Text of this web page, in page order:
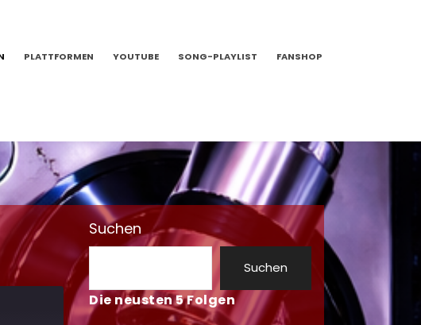
PLATTFORMEN YOUTUBE SONG-PLAYLIST FANSHOP
Suchen
Suchen
Die neusten 5 Folgen